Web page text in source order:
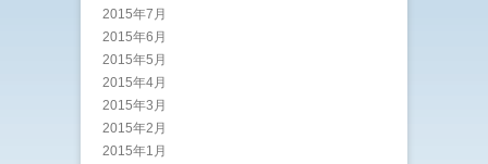
2015年7月
2015年6月
2015年5月
2015年4月
2015年3月
2015年2月
2015年1月